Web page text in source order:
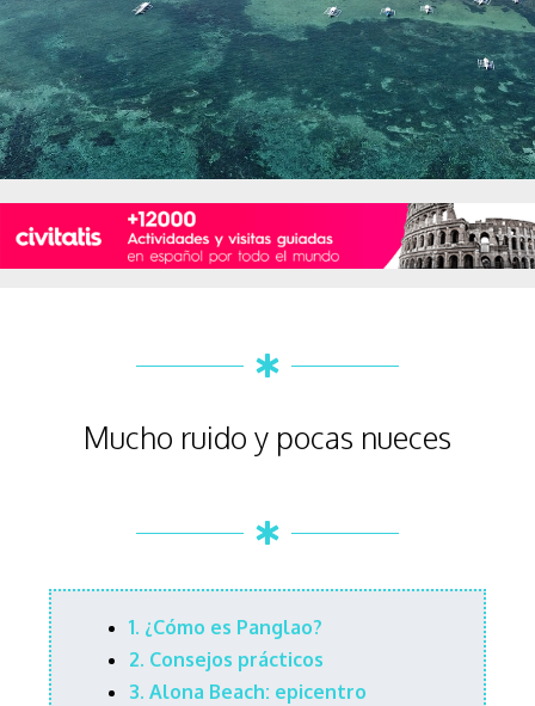
Mucho ruido y pocas nueces
1. ¿Cómo es Panglao?
2. Consejos prácticos
3. Alona Beach: epicentro